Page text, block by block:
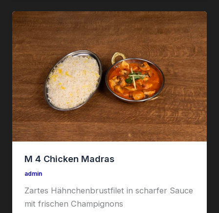
M 4 Chicken Madras
admin
Zartes Hähnchenbrustfilet in scharfer Sauce
mit frischen Champignons